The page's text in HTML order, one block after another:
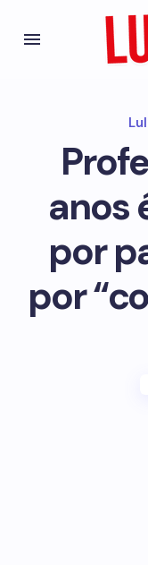
anos
por
por